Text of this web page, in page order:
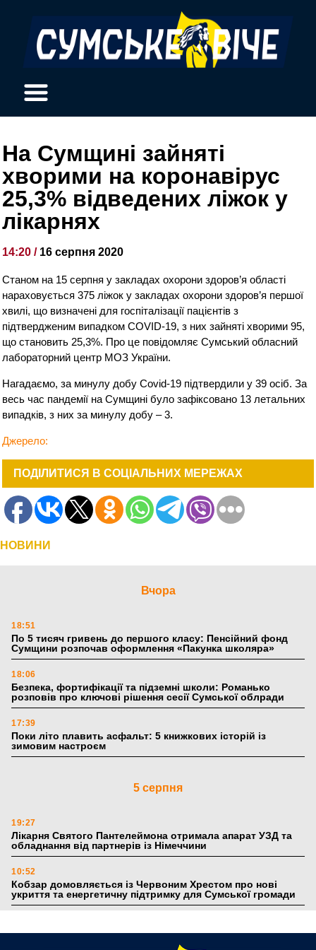
На Сумщині зайняті
хворими на коронавірус
25,3% відведених ліжок у
лікарнях
14:20 / 16 серпня 2020
Станом на 15 серпня у закладах охорони здоров’я області
нараховується 375 ліжок у закладах охорони здоров’я першої
хвилі, що визначені для госпіталізації пацієнтів з
підтвердженим випадком COVID-19, з них зайняті хворими 95,
що становить 25,3%. Про це повідомляє Сумський обласний
лабораторний центр МОЗ України.
Нагадаємо, за минулу добу Covid-19 підтвердили у 39 осіб. За
весь час пандемії на Сумщині було зафіксовано 13 летальних
випадків, з них за минулу добу – 3.
Джерело:
ПОДІЛИТИСЯ В СОЦІАЛЬНИХ МЕРЕЖАХ
НОВИНИ
Вчора
18:51
По 5 тисяч гривень до першого класу: Пенсійний фонд
Сумщини розпочав оформлення «Пакунка школяра»
18:06
Безпека, фортифікації та підземні школи: Романько
розповів про ключові рішення сесії Сумської облради
17:39
Поки літо плавить асфальт: 5 книжкових історій із
зимовим настроєм
5 серпня
19:27
Лікарня Святого Пантелеймона отримала апарат УЗД та
обладнання від партнерів із Німеччини
10:52
Кобзар домовляється із Червоним Хрестом про нові
укриття та енергетичну підтримку для Сумської громади
Понад 8 мільйонів книжок згоріли. Як допомогти «Ранку»
та іншим видавництвам відновитися